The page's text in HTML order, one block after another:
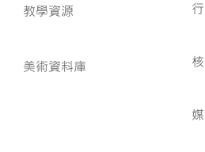
教學資源
美術資料庫